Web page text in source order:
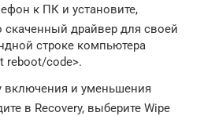
к ПК и установите,
скаченный драйвер для своей
строке компьютера
reboot/code>.
включения и уменьшения
в Recovery, выберите Wipe